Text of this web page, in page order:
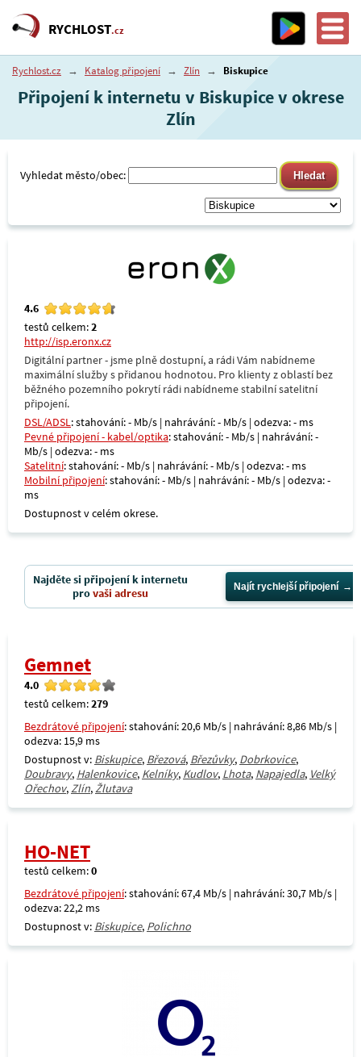
RYCHLOST.cz
Rychlost.cz → Katalog připojení → Zlín → Biskupice
Připojení k internetu v Biskupice v okrese
Zlín
Vyhledat město/obec:
4.6
testů celkem:2
http://isp.eronx.cz
Digitální partner - jsme plně dostupní, a rádi Vám nabídneme
maximální služby s přidanou hodnotou. Pro klienty z oblastí bez
běžného pozemního pokrytí rádi nabídneme stabilní satelitní
připojení.
DSL/ADSL: stahování: - Mb/s | nahrávání: - Mb/s | odezva: - ms
Pevné připojení - kabel/optika: stahování: - Mb/s | nahrávání: -
Mb/s | odezva: - ms
Satelitní: stahování: - Mb/s | nahrávání: - Mb/s | odezva: - ms
Mobilní připojení: stahování: - Mb/s | nahrávání: - Mb/s | odezva: -
ms
Dostupnost v celém okrese.
Najděte si připojení k internetu
provaši adresu Najít rychlejší připojení
Gemnet
4.0
testů celkem:279
Bezdrátové připojení: stahování: 20,6 Mb/s | nahrávání: 8,86 Mb/s |
odezva: 15,9 ms
Dostupnost v: Biskupice, Březová, Březůvky, Dobrkovice,
Doubravy, Halenkovice, Kelníky, Kudlov, Lhota, Napajedla, Velký
Ořechov,Zlín,Žlutava
HO-NET
testů celkem:0
Bezdrátové připojení: stahování: 67,4 Mb/s | nahrávání: 30,7 Mb/s |
odezva: 22,2 ms
Dostupnost v: Biskupice, Polichno